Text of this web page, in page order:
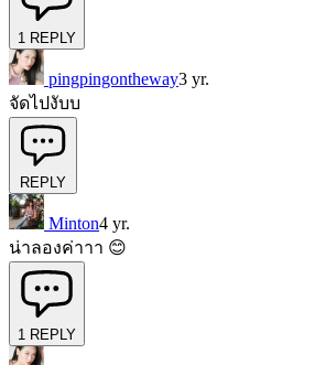
1 REPLY
pingpingontheway3 yr.
จัดไปงับบ
REPLY
Minton4 yr.
น่าลองค่าาา 😊
1 REPLY